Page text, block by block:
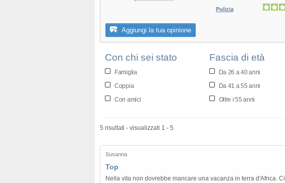
Pulizia
Aggiungi la tua opinione
Con chi sei stato
Famiglia
Coppia
Con amici
Fascia di età
Da 26 a 40 anni
Da 41 a 55 anni
Oltre i 55 anni
5 risultati - visualizzati 1 - 5
Susanna
Top
Nella vita non dovrebbe mancare una vacanza in terra d'Africa. Ci